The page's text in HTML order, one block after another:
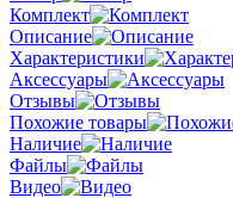
Комплект
Описание
Характеристики
Аксессуары
Отзывы
Похожие товары
Наличие
Файлы
Видео